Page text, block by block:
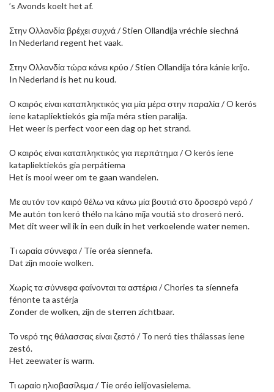
’s Avonds koelt het af.
Στην Ολλανδία βρέχει συχνά / Stien Ollandíja vréchie siechná
In Nederland regent het vaak.
Στην Ολλανδία τώρα κάνει κρύο / Stien Ollandíja tóra kánie kríjo.
In Nederland is het nu koud.
Ο καιρός είναι καταπληκτικός για μία μέρα στην παραλία / O kerós
iene katapliektiekós gia míja méra stien paralíja.
Het weer is perfect voor een dag op het strand.
Ο καιρός είναι καταπληκτικός για περπάτημα / O kerós iene
katapliektiekós gia perpátiema
Het is mooi weer om te gaan wandelen.
Με αυτόν τον καιρό θέλω να κάνω μία βουτιά στο δροσερό νερό /
Me autón ton keró thélo na káno míja voutiá sto droseró neró.
Met dit weer wil ik in een duik in het verkoelende water nemen.
Tι ωραία σύννεφα / Tie oréa siennefa.
Dat zijn mooie wolken.
Χωρίς τα σύννεφα φαίνονται τα αστέρια / Chories ta síennefa
fénonte ta astérja
Zonder de wolken, zijn de sterren zichtbaar.
Το νερό της θάλασσας είναι ζεστό / To neró ties thálassas iene
zestó.
Het zeewater is warm.
Τι ωραίο ηλιοβασίλεμα / Tie oréo ielijovasielema.